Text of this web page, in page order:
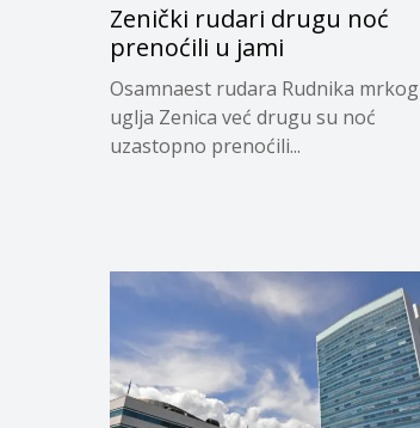
Zenički rudari drugu noć
prenoćili u jami
Osamnaest rudara Rudnika mrkog
uglja Zenica već drugu su noć
uzastopno prenoćili...